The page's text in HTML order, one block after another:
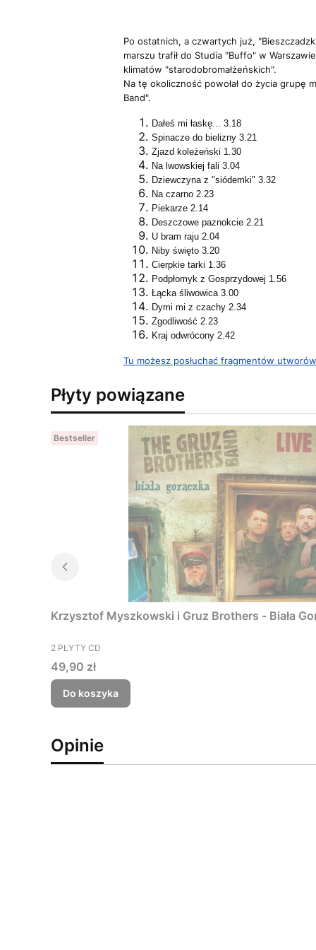
Po ostatnich, a czwartych już,
marszu trafił do Studia "Buffo" w
klimatów "starodobromałżeńskich".
Na tę okoliczność powołał do życia
Band".
Dałeś mi łaskę... 3.18
Spinacze do bielizny 3.21
Zjazd koleżeński 1.30
Na lwowskiej fali 3.04
Dziewczyna z "siódemki" 3.32
Na czarno 2.23
Piekarze 2.14
Deszczowe paznokcie 2.21
U bram raju 2.04
Niby święto 3.20
Cierpkie tarki 1.36
Podpłomyk z Gosprzydowej 1.56
Łącka śliwowica 3.00
Dymi mi z czachy 2.34
Zgodliwość 2.23
Kraj odwrócony 2.42
Tu możesz posłuchać fragmentów utworów
Płyty powiązane
Bestseller
Krzysztof Myszkowski i Gruz Brothers - Biała
PRODUCENT
2 PŁYTY CD
Cena
49,90 zł
Do koszyka
Opinie